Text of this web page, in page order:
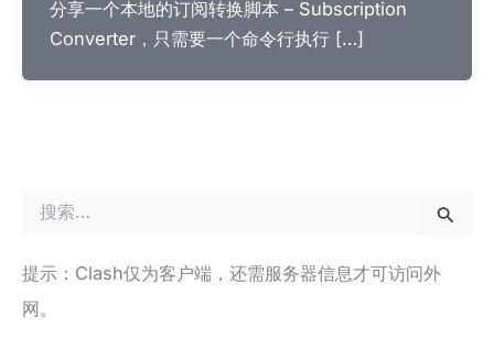
分享一个本地的订阅转换脚本 – Subscription
Converter，只需要一个命令行执行 […]
提示：Clash仅为客户端，还需服务器信息才可访问外
网。